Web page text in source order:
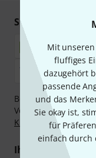
Mit
fluffiges
dazugehört
passende
und das
Sie okay ist,
für
einfach durch
Sicher
Bezahlen Sie
Vorkasse, PayPal,
Klarna
Ihre Vorteile